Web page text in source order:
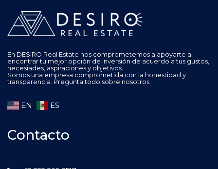
En DESIRO Real Estate nos comprometemos a apoyarte a
encontrar tu mejor opción de inversión de acuerdo a tus gustos,
necesiades, aspiraciones y objetivos.
Somos una empresa comprometida con la honestidad y
transparencia. Pregunta todo sobre nosotros.
EN ES
Contacto